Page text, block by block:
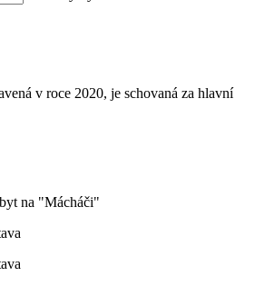
v roce 2020, je schovaná za hlavní
na "Mácháči"